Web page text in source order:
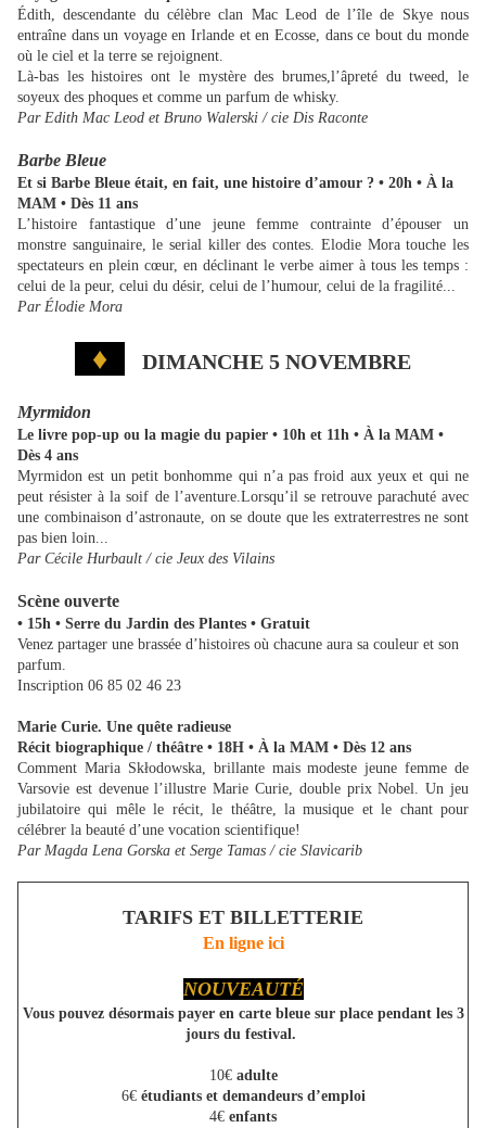
Édith, descendante du célèbre clan Mac Leod de l’île de Skye nous
entraîne dans un voyage en Irlande et en Ecosse, dans ce bout du monde
où le ciel et la terre se rejoignent.
Là-bas les histoires ont le mystère des brumes,l’âpreté du tweed, le
soyeux des phoques et comme un parfum de whisky.
Par Edith Mac Leod et Bruno Walerski / cie Dis Raconte
Barbe Bleue
Et si Barbe Bleue était, en fait, une histoire d’amour ? • 20h • À la
MAM • Dès 11 ans
L’histoire fantastique d’une jeune femme contrainte d’épouser un
monstre sanguinaire, le serial killer des contes. Elodie Mora touche les
spectateurs en plein cœur, en déclinant le verbe aimer à tous les temps :
celui de la peur, celui du désir, celui de l’humour, celui de la fragilité...
Par Élodie Mora
♦ DIMANCHE 5 NOVEMBRE
Myrmidon
Le livre pop-up ou la magie du papier • 10h et 11h • À la MAM •
Dès 4 ans
Myrmidon est un petit bonhomme qui n’a pas froid aux yeux et qui ne
peut résister à la soif de l’aventure.Lorsqu’il se retrouve parachuté avec
une combinaison d’astronaute, on se doute que les extraterrestres ne sont
pas bien loin...
Par Cécile Hurbault / cie Jeux des Vilains
Scène ouverte
• 15h • Serre du Jardin des Plantes • Gratuit
Venez partager une brassée d’histoires où chacune aura sa couleur et son
parfum.
Inscription 06 85 02 46 23
Marie Curie. Une quête radieuse
Récit biographique / théâtre • 18H • À la MAM • Dès 12 ans
Comment Maria Skłodowska, brillante mais modeste jeune femme de
Varsovie est devenue l’illustre Marie Curie, double prix Nobel. Un jeu
jubilatoire qui mêle le récit, le théâtre, la musique et le chant pour
célébrer la beauté d’une vocation scientifique!
Par Magda Lena Gorska et Serge Tamas / cie Slavicarib
TARIFS ET BILLETTERIE
En ligne ici
NOUVEAUTÉ
Vous pouvez désormais payer en carte bleue sur place pendant les 3
jours du festival.
10€ adulte
6€ étudiants et demandeurs d’emploi
4€ enfants